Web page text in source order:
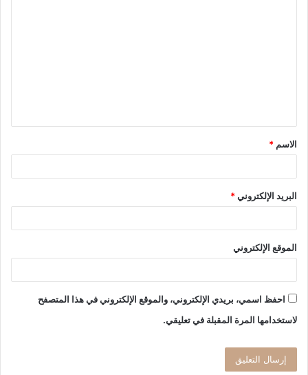
ق
*
الاسم *
البريد الإلكتروني*
الموقع الإلكتروني
احفظ اسمي، بريدي الإلكتروني، والموقع الإلكتروني في هذا المتصفح
لاستخدامها المرة المقبلة في تعليقي.